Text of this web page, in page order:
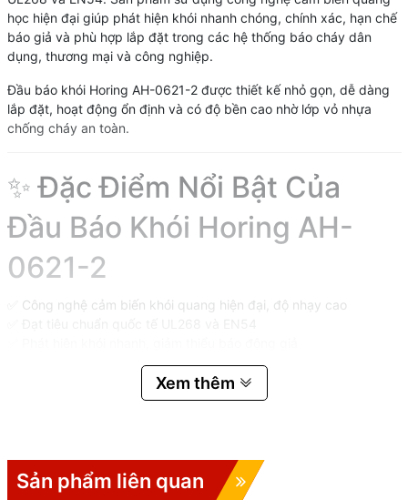
học hiện đại giúp phát hiện khói nhanh chóng, chính xác, hạn chế
báo giả và phù hợp lắp đặt trong các hệ thống báo cháy dân
dụng, thương mại và công nghiệp.
Đầu báo khói Horing AH-0621-2 được thiết kế nhỏ gọn, dễ dàng
lắp đặt, hoạt động ổn định và có độ bền cao nhờ lớp vỏ nhựa
chống cháy an toàn.
✨ Đặc Điểm Nổi Bật Của
Đầu Báo Khói Horing AH-
0621-2
✅ Công nghệ cảm biến khói quang hiện đại, độ nhạy cao
✅ Thiết kế nhỏ gọn, thẩm mỹ cao
✅ Chất liệu nhựa chống cháy an toàn
✅ Phù hợp cho văn phòng, nhà xưởng, trung tâm thương mại,
Xem thêm
Sản phẩm liên quan